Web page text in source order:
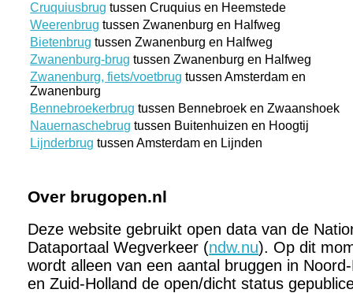
Cruquiusbrug tussen Cruquius en Heemstede
Weerenbrug tussen Zwanenburg en Halfweg
Bietenbrug tussen Zwanenburg en Halfweg
Zwanenburg-brug tussen Zwanenburg en Halfweg
Zwanenburg, fiets/voetbrug tussen Amsterdam en
Zwanenburg
Bennebroekerbrug tussen Bennebroek en Zwaanshoek
Nauernaschebrug tussen Buitenhuizen en Hoogtij
Lijnderbrug tussen Amsterdam en Lijnden
Over brugopen.nl
Deze website gebruikt open data van de
Dataportaal Wegverkeer (ndw.nu). Op dit
wordt alleen van een aantal bruggen in
en Zuid-Holland de open/dicht status